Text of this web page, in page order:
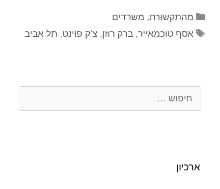
מהתקשורת, משרדים
אסף טוכמאייר,ברק רוזן,צ'ק פוינט, תל אביב
ארכיון